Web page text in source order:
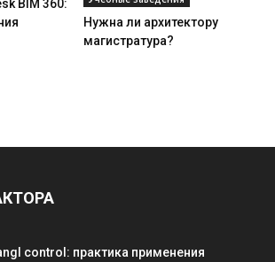
BIM 360:
Нужна ли архитектору
магистратура?
control: практика применения